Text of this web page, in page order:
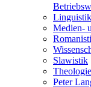
Linguistik
Medien-
Slawistik
Peter